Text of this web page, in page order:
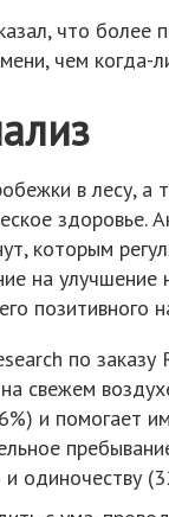
что более
чем когда-
в лесу,
здоровье.
которым
на улучшение
позитивного
по заказу
свежем
и помогает
и одиночеству